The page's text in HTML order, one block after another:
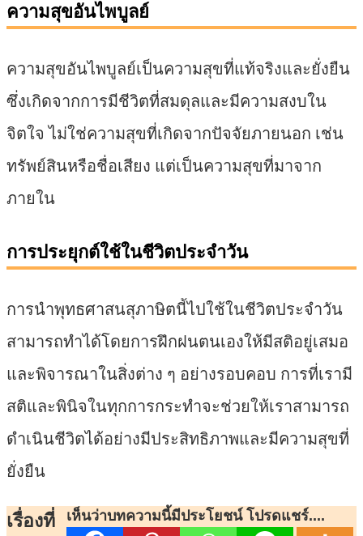
ความสุขอันไพบูลย์
ความสุขอันไพบูลย์เป็นความสุขที่แท้จริงและยั่งยืน
ซึ่งเกิดจากการมีชีวิตที่สมดุลและมีความสงบใน
จิตใจ ไม่ใช่ความสุขที่เกิดจากปัจจัยภายนอก เช่น
ทรัพย์สินหรือชื่อเสียง แต่เป็นความสุขที่มาจาก
ภายใน
การประยุกต์ใช้ในชีวิตประจำวัน
การนำพุทธศาสนสุภาษิตนี้ไปใช้ในชีวิตประจำวัน
สามารถทำได้โดยการฝึกฝนตนเองให้มีสติอยู่เสมอ
และพิจารณาในสิ่งต่าง ๆ อย่างรอบคอบ การที่เรามี
สติและพินิจในทุกการกระทำจะช่วยให้เราสามารถ
ดำเนินชีวิตได้อย่างมีประสิทธิภาพและมีความสุขที่
ยั่งยืน
เห็นว่าบทความนี้มีประโยชน์ โปรดแชร์....
เรื่องที่